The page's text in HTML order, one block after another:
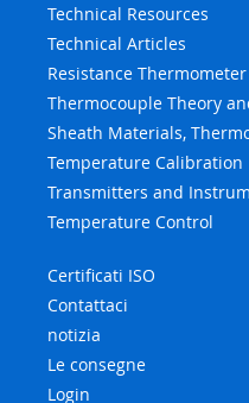
Technical Resources
Technical Articles
Resistance
Thermocouple Theory
Sheath Materials,
Temperature Calibration
Transmitters and
Temperature Control
Certificati ISO
Contattaci
notizia
Le consegne
Login